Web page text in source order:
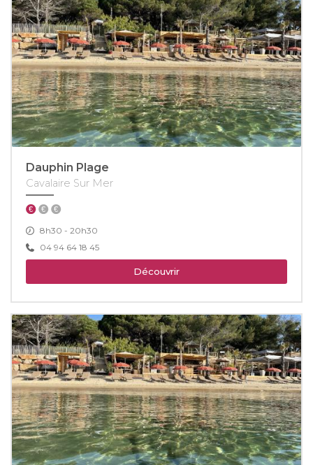
Dauphin Plage
Cavalaire Sur Mer
8h30 - 20h30
04 94 64 18 45
Découvrir